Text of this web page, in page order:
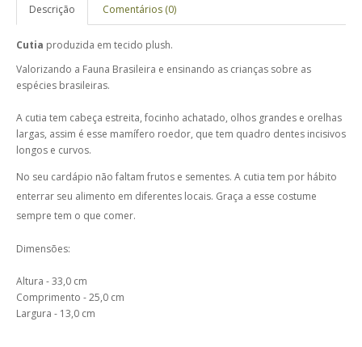
Descrição Comentários (0)
Cutia produzida em tecido plush.
Valorizando a Fauna Brasileira e ensinando as crianças sobre as
espécies brasileiras.
A cutia tem cabeça estreita, focinho achatado, olhos grandes e orelhas
largas, assim é esse mamífero roedor, que tem quadro dentes incisivos
longos e curvos.
No seu cardápio não faltam frutos e sementes. A cutia tem por hábito
enterrar seu alimento em diferentes locais. Graça a esse costume
sempre tem o que comer.
Dimensões:
Altura - 33,0 cm
Comprimento - 25,0 cm
Largura - 13,0 cm